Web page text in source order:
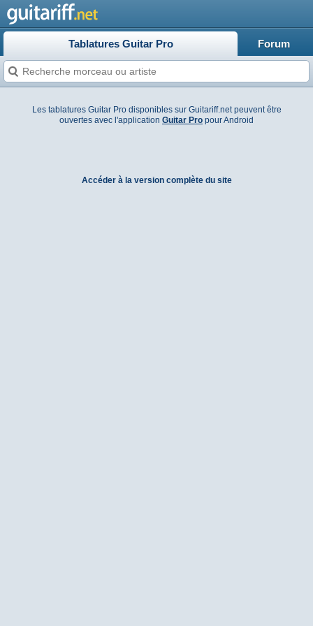
Tablatures Guitar Pro Forum
Les tablatures Guitar Pro disponibles sur Guitariff.net peuvent être
ouvertes avec l'application Guitar Pro pour Android
Accéder à la version complète du site